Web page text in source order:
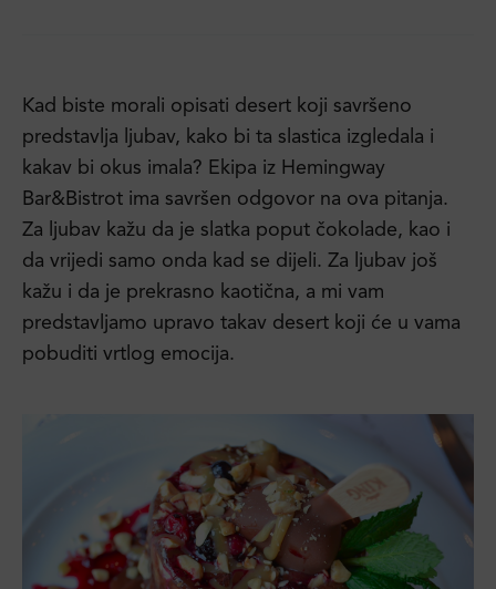
Kad biste morali opisati desert koji savršeno
predstavlja ljubav, kako bi ta slastica izgledala i
kakav bi okus imala? Ekipa iz Hemingway
Bar&Bistrot ima savršen odgovor na ova pitanja.
Za ljubav kažu da je slatka poput čokolade, kao i
da vrijedi samo onda kad se dijeli. Za ljubav još
kažu i da je prekrasno kaotična, a mi vam
predstavljamo upravo takav desert koji će u vama
pobuditi vrtlog emocija.